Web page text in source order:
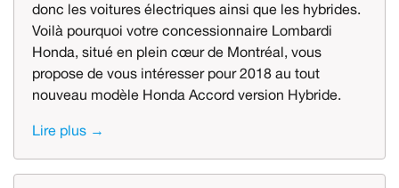
donc les voitures électriques ainsi que les hybrides.
Voilà pourquoi votre concessionnaire Lombardi
Honda, situé en plein cœur de Montréal, vous
propose de vous intéresser pour 2018 au tout
nouveau modèle Honda Accord version Hybride.
Lire plus →